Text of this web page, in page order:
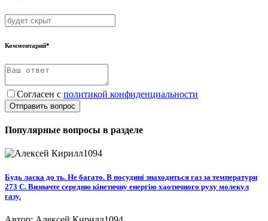
Комментарий*
Согласен с политикой конфиденциальности
Отправить вопрос
Популярные вопросы в разделе
Будь ласка до ть. Не багато. В посудині знаходиться газ за температури
273 С. Визначте середню кінетичну енергію хаотичного руху молекул
газу.